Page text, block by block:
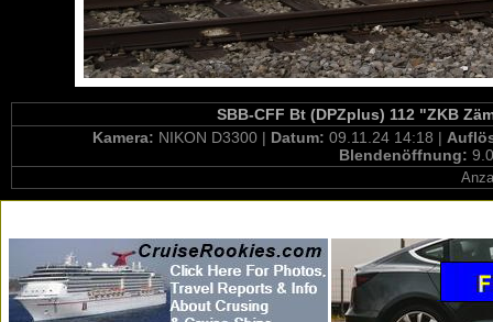
SBB-CFF Bt (DPZplus) 112 "ZKB
Kamera: NIKON D3300 | Datum: 09.11.24 14:18 |
Blendenöffnung: